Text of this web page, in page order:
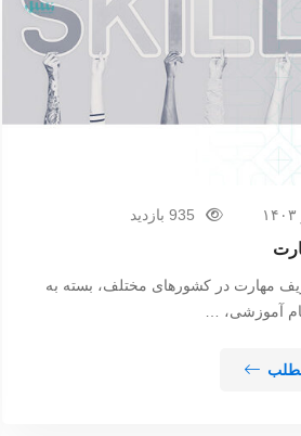
935 بازدید
مهارت در کشورهای مختلف، بسته به
آموزشی، …